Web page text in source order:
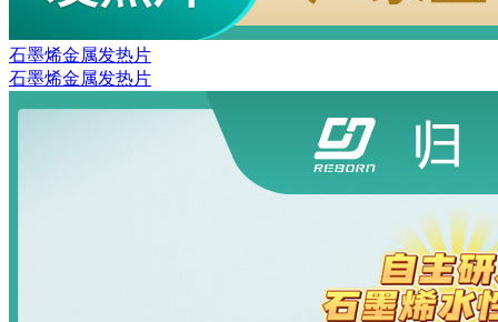
石墨烯金属发热片
石墨烯金属发热片